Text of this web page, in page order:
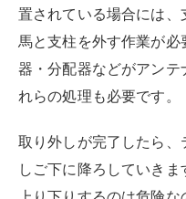
作業日には、天候の良い
や強風の日は避けましょ
手すりや足場のない屋根
い。